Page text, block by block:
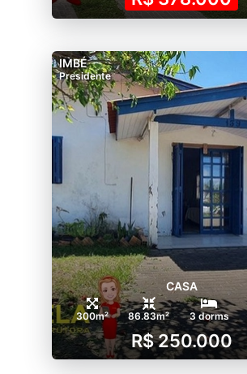
IMBÉ
Presidente
CASA
300m² 86.83m² 3 dorms
R$ 250.000